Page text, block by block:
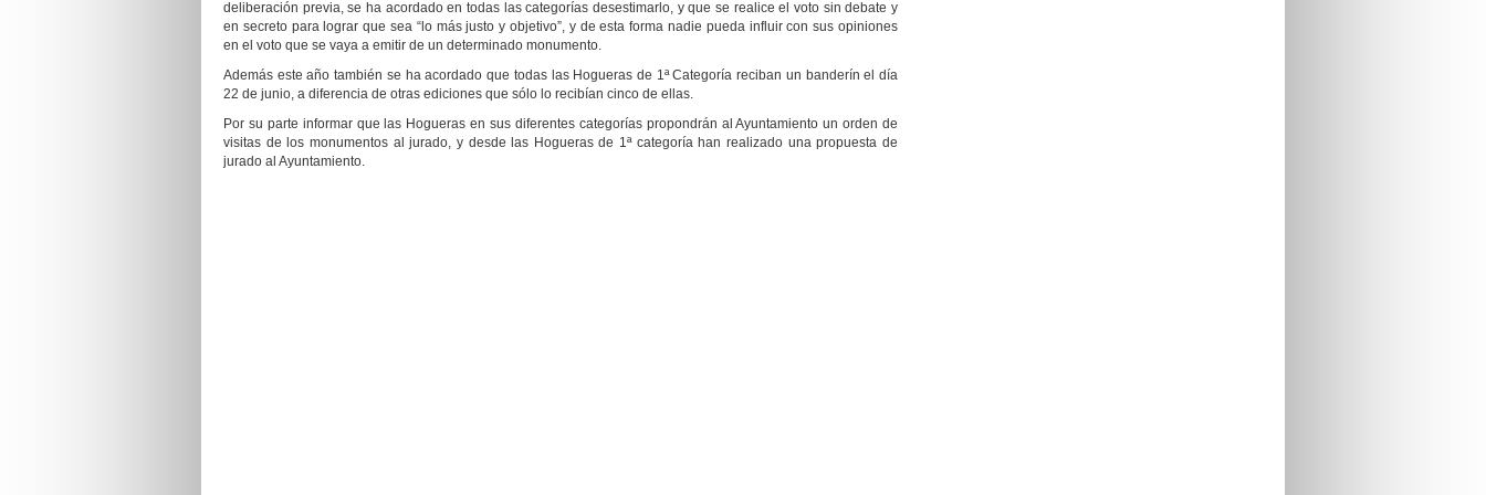
deliberación previa, se ha acordado en todas las categorías desestimarlo, y que se realice el voto sin debate y
en secreto para lograr que sea “lo más justo y objetivo”, y de esta forma nadie pueda influir con sus opiniones
en el voto que se vaya a emitir de un determinado monumento.
Además este año también se ha acordado que todas las Hogueras de 1ª Categoría reciban un banderín el día
22 de junio, a diferencia de otras ediciones que sólo lo recibían cinco de ellas.
Por su parte informar que las Hogueras en sus diferentes categorías propondrán al Ayuntamiento un orden de
visitas de los monumentos al jurado, y desde las Hogueras de 1ª categoría han realizado una propuesta de
jurado al Ayuntamiento.